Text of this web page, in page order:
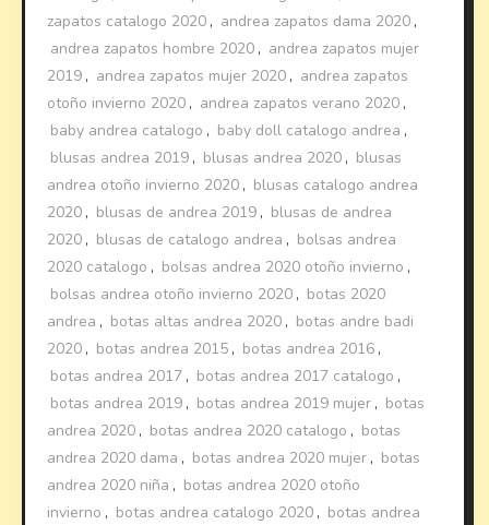
zapatos catalogo 2020 , andrea zapatos dama 2020 ,
andrea zapatos hombre 2020 , andrea zapatos mujer
2019 , andrea zapatos mujer 2020 , andrea zapatos
otoño invierno 2020 , andrea zapatos verano 2020 ,
baby andrea catalogo , baby doll catalogo andrea ,
blusas andrea 2019 , blusas andrea 2020 , blusas
andrea otoño invierno 2020 , blusas catalogo andrea
2020 , blusas de andrea 2019 , blusas de andrea
2020 , blusas de catalogo andrea , bolsas andrea
2020 catalogo , bolsas andrea 2020 otoño invierno ,
bolsas andrea otoño invierno 2020 , botas 2020
andrea , botas altas andrea 2020 , botas andre badi
2020 , botas andrea 2015 , botas andrea 2016 ,
botas andrea 2017 , botas andrea 2017 catalogo ,
botas andrea 2019 , botas andrea 2019 mujer , botas
andrea 2020 , botas andrea 2020 catalogo , botas
andrea 2020 dama , botas andrea 2020 mujer , botas
andrea 2020 niña , botas andrea 2020 otoño
invierno , botas andrea catalogo 2020 , botas andrea